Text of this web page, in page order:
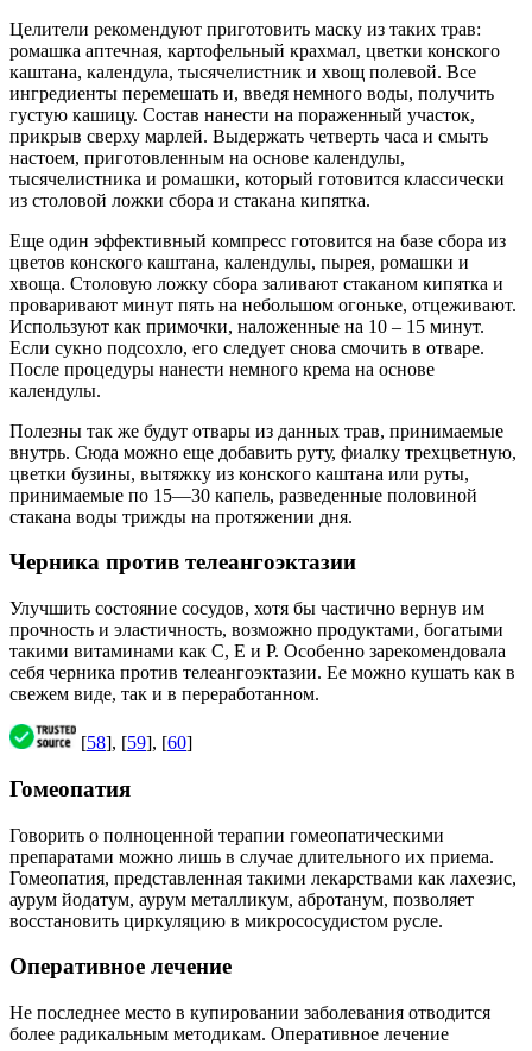
Целители рекомендуют приготовить маску из таких трав:
ромашка аптечная, картофельный крахмал, цветки конского
каштана, календула, тысячелистник и хвощ полевой. Все
ингредиенты перемешать и, введя немного воды, получить
густую кашицу. Состав нанести на пораженный участок,
прикрыв сверху марлей. Выдержать четверть часа и смыть
настоем, приготовленным на основе календулы,
тысячелистника и ромашки, который готовится классически
из столовой ложки сбора и стакана кипятка.
Еще один эффективный компресс готовится на базе сбора из
цветов конского каштана, календулы, пырея, ромашки и
хвоща. Столовую ложку сбора заливают стаканом кипятка и
проваривают минут пять на небольшом огоньке, отцеживают.
Используют как примочки, наложенные на 10 – 15 минут.
Если сукно подсохло, его следует снова смочить в отваре.
После процедуры нанести немного крема на основе
календулы.
Полезны так же будут отвары из данных трав, принимаемые
внутрь. Сюда можно еще добавить руту, фиалку трехцветную,
цветки бузины, вытяжку из конского каштана или руты,
принимаемые по 15—30 капель, разведенные половиной
стакана воды трижды на протяжении дня.
Черника против телеангоэктазии
Улучшить состояние сосудов, хотя бы частично вернув им
прочность и эластичность, возможно продуктами, богатыми
такими витаминами как С, Е и Р. Особенно зарекомендовала
себя черника против телеангоэктазии. Ее можно кушать как в
свежем виде, так и в переработанном.
[58], [59], [60]
Гомеопатия
Говорить о полноценной терапии гомеопатическими
препаратами можно лишь в случае длительного их приема.
Гомеопатия, представленная такими лекарствами как лахезис,
аурум йодатум, аурум металликум, абротанум, позволяет
восстановить циркуляцию в микрососудистом русле.
Оперативное лечение
Не последнее место в купировании заболевания отводится
более радикальным методикам. Оперативное лечение